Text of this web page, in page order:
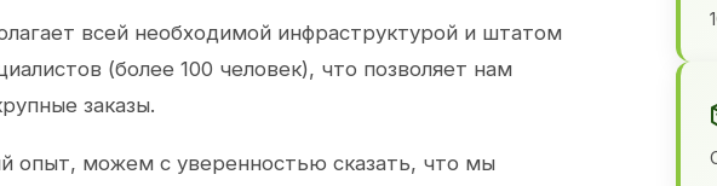
всей необходимой инфраструктурой и штатом
(более 100 человек), что позволяет нам
заказы.
опыт, можем с уверенностью сказать, что мы